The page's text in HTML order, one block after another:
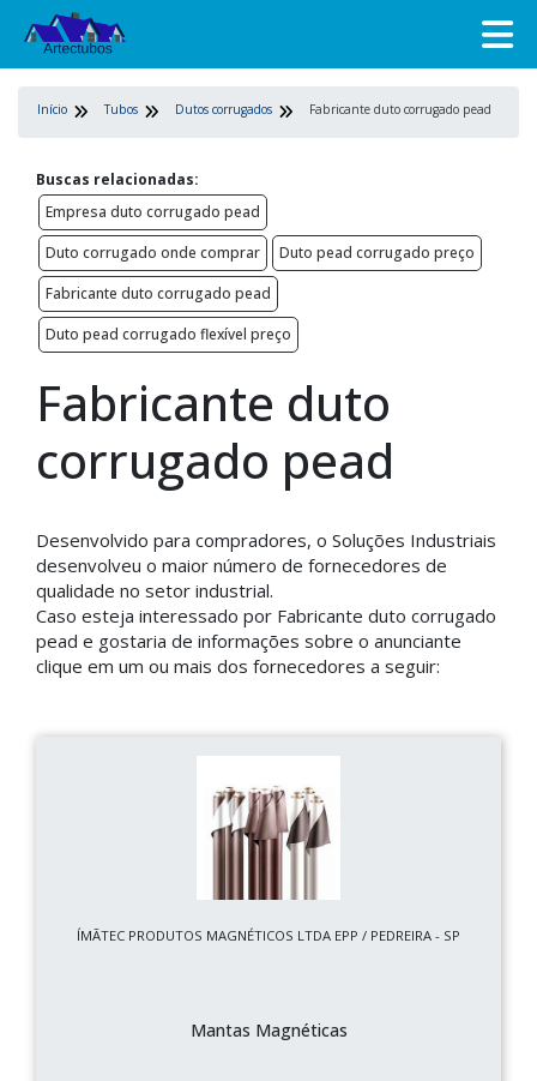
Início Tubos Dutos corrugados Fabricante duto corrugado pead
Buscas relacionadas:
Empresa duto corrugado pead
Duto corrugado onde comprar
Duto pead corrugado preço
Fabricante duto corrugado pead
Duto pead corrugado flexível preço
Fabricante duto
corrugado pead
Desenvolvido para compradores, o Soluções Industriais
desenvolveu o maior número de fornecedores de
qualidade no setor industrial.
Caso esteja interessado por Fabricante duto corrugado
pead e gostaria de informações sobre o anunciante
clique em um ou mais dos fornecedores a seguir:
ÍMÃTEC PRODUTOS MAGNÉTICOS LTDA EPP / PEDREIRA - SP
Mantas Magnéticas